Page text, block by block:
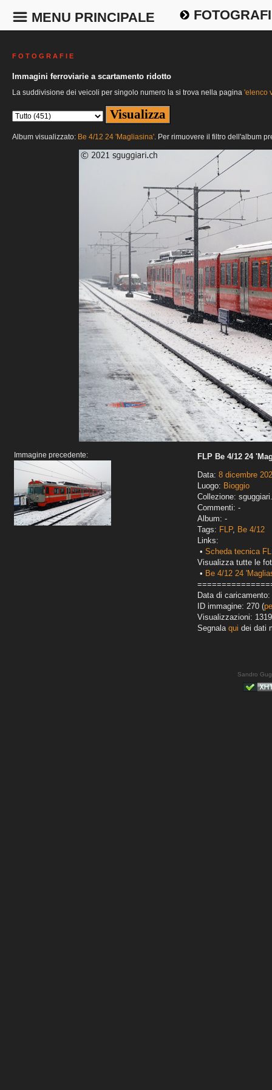
MENU PRINCIPALE
F O T O G R A F I E
Immagini ferroviarie a scartamento ridotto
La suddivisione dei veicoli per singolo numero la si trova nella pagina 'elenco
Album visualizzato: Be 4/12 24 'Magliasina'. Per rimuovere il filtro dell'album
Immagine precedente:
FLP Be 4/12 24
Data: 8 dicembre
Luogo: Bioggio
Collezione:
Commenti: -
Album: -
Tags: FLP, Be 4/12
Links:
• Scheda tecnica
Visualizza tutte le
• Be 4/12 24
Data di
ID immagine: 270 (
Visualizzazioni: 1319
Segnala qui dei dati
Sandro